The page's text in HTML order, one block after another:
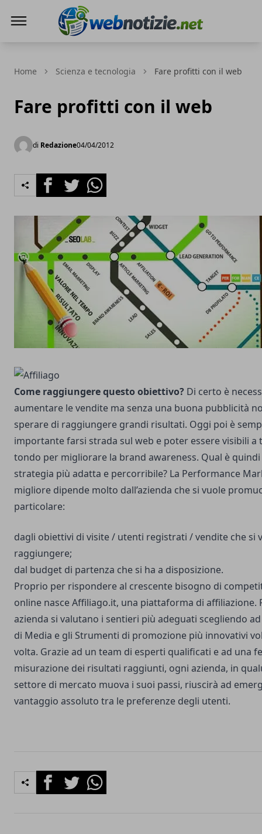
Home Scienza e tecnologia Fare profitti con il web
Fare profitti con il web
di Redazione04/04/2012
FacebookTwitterWhatsapp
Come raggiungere questo obiettivo? Di certo è
aumentare le vendite ma senza una buona pubblicità
sperare di raggiungere grandi risultati. Oggi poi è
importante farsi strada sul web e poter essere visibili a
tondo per migliorare la brand awareness. Qual è quindi
strategia più adatta e percorribile? La Performance
migliore dipende molto dall’azienda che si vuole
particolare:
dagli obiettivi di visite / utenti registrati / vendite che si
raggiungere;
dal budget di partenza che si ha a disposizione.
Proprio per rispondere al crescente bisogno di
online nasce Affiliago.it, una piattaforma di affiliazione.
azienda si valutano i sentieri più adeguati scegliendo
di Media e gli Strumenti di promozione più innovativi
volta. Grazie ad un team di esperti qualificati e ad una
misurazione dei risultati raggiunti, ogni azienda, in
settore di mercato muova i suoi passi, riuscirà ad
vantaggio assoluto tra le preferenze degli utenti.
FacebookTwitterWhatsapp